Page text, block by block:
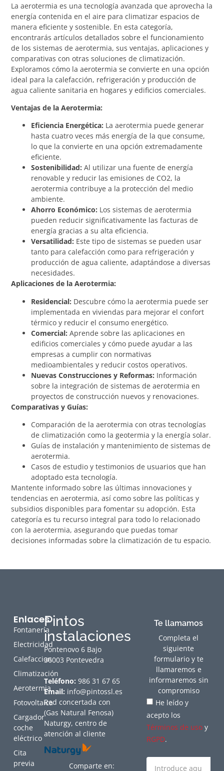
La aerotermia es una tecnología avanzada que aprovecha la
energía contenida en el aire para climatizar espacios de
manera eficiente y sostenible. En esta categoría,
encontrarás artículos detallados sobre el funcionamiento
de los sistemas de aerotermia, sus ventajas, aplicaciones y
comparativas con otras soluciones de climatización.
Exploramos cómo la aerotermia se convierte en una opción
ideal para la calefacción, refrigeración y producción de
agua caliente sanitaria en hogares y edificios comerciales.
Ventajas de la Aerotermia:
Eficiencia Energética: La aerotermia puede generar
hasta cuatro veces más energía de la que consume,
lo que la convierte en una opción extremadamente
eficiente.
Sostenibilidad: Al utilizar una fuente de energía
renovable y reducir las emisiones de CO2, la
aerotermia contribuye a la protección del medio
ambiente.
Ahorro Económico: Los sistemas de aerotermia
pueden reducir significativamente las facturas de
energía gracias a su alta eficiencia.
Versatilidad: Este tipo de sistemas se pueden usar
tanto para calefacción como para refrigeración y
producción de agua caliente, adaptándose a diversas
necesidades.
Aplicaciones de la Aerotermia:
Residencial: Descubre cómo la aerotermia puede ser
implementada en viviendas para mejorar el confort
térmico y reducir el consumo energético.
Comercial: Aprende sobre las aplicaciones en
edificios comerciales y cómo puede ayudar a las
empresas a cumplir con normativas
medioambientales y reducir costos operativos.
Nuevas Construcciones y Reformas: Información
sobre la integración de sistemas de aerotermia en
proyectos de construcción nuevos y renovaciones.
Comparativas y Guías:
Comparación de la aerotermia con otras tecnologías
de climatización como la geotermia y la energía solar.
Guías de instalación y mantenimiento de sistemas de
aerotermia.
Casos de estudio y testimonios de usuarios que han
adoptado esta tecnología.
Mantente informado sobre las últimas innovaciones y
tendencias en aerotermia, así como sobre las políticas y
subsidios disponibles para fomentar su adopción. Esta
categoría es tu recurso integral para todo lo relacionado
con la aerotermia, asegurando que puedas tomar
decisiones informadas sobre la climatización de tu espacio.
Pintos
instalaciones
Pontenovo 6 Bajo
36003 Pontevedra
Teléfono: 986 31 67 65
Email: info@pintossl.es
Red concertada con
(Gas Natural Fenosa)
Naturgy, centro de
atención al cliente
Comparte en:
Enlaces
Fontanería
Electricidad
Calefaccion
Climatización
Aerotermia
Fotovoltaica
Cargador
coche
eléctrico
Cita
previa
Te llamamos
Completa el
siguiente
formulario y te
llamaremos e
informaremos sin
compromiso
He leído y
acepto los
Términos de uso y
RGPD.